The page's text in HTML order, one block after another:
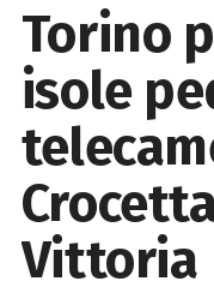
Torino
isole
Vittoria